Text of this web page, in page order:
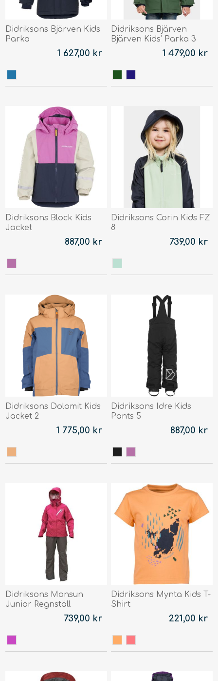
Didriksons Bjärven Kids
Parka
1 627,00 kr
Didriksons Bjärven
Bjärven Kids' Parka 3
1 479,00 kr
Didriksons Block Kids
Jacket
887,00 kr
Didriksons Corin Kids FZ
8
739,00 kr
Didriksons Dolomit Kids
Jacket 2
1 775,00 kr
Didriksons Idre Kids
Pants 5
887,00 kr
Didriksons Monsun
Junior Regnställ
739,00 kr
Didriksons Mynta Kids T-
Shirt
221,00 kr